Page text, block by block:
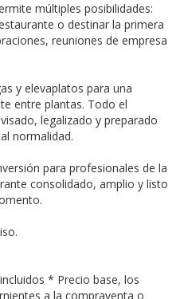
múltiples posibilidades:
o destinar la primera
reuniones de empresa
y elevaplatos para una
entre plantas. Todo el
legalizado y preparado
normalidad.
para profesionales de la
consolidado, amplio y listo
* Precio base, los
a la compraventa o